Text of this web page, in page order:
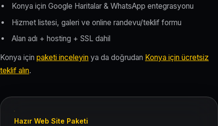
Konya için Google Haritalar & WhatsApp entegrasyonu
Hizmet listesi, galeri ve online randevu/teklif formu
Alan adı + hosting + SSL dahil
Konya için paketi inceleyin ya da doğrudan Konya için ücretsiz
teklif alın.
Hazır Web Site Paketi